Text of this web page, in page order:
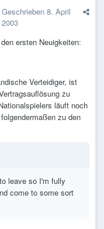
Geschrieben 8. April
2003
ersten Neuigkeiten:
Verteidiger, ist
zu
läuft noch
zu den
leave so I'm fully
come to some sort